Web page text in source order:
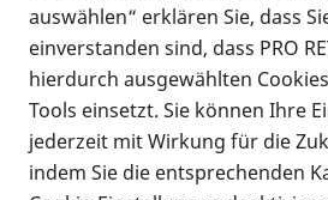
Infomaterial
Infomaterial
auswählen“ erklären Sie, dass
einverstanden sind, dass PRO
hierdurch ausgewählten
Tools einsetzt. Sie können Ihre
jederzeit mit Wirkung für die
indem Sie die entsprechenden